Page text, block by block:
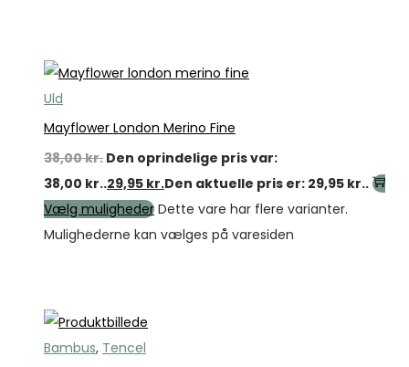
Uld
Mayflower London Merino Fine
38,00kr. Den oprindelige pris var:
38,00 kr..29,95 kr.Den aktuelle pris er: 29,95 kr..
Vælg muligheder Dette vare har flere varianter.
Mulighederne kan vælges på varesiden
Bambus, Tencel